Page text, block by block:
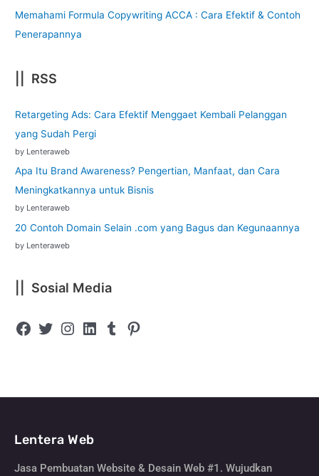
Memahami Formula Copywriting ACCA : Cara Efektif & Contoh
Penerapannya
|| RSS
Retargeting Ads: Cara Efektif Menggaet Kembali Pelanggan
yang Sudah Pergi
by Lenteraweb
Apa Itu Brand Awareness? Pengertian, Manfaat, dan Cara
Meningkatkannya untuk Bisnis
by Lenteraweb
20 Contoh Domain Selain .com yang Bagus dan Kegunaannya
by Lenteraweb
|| Sosial Media
Lentera Web
Jasa Pembuatan Website & Desain Web #1. Wujudkan